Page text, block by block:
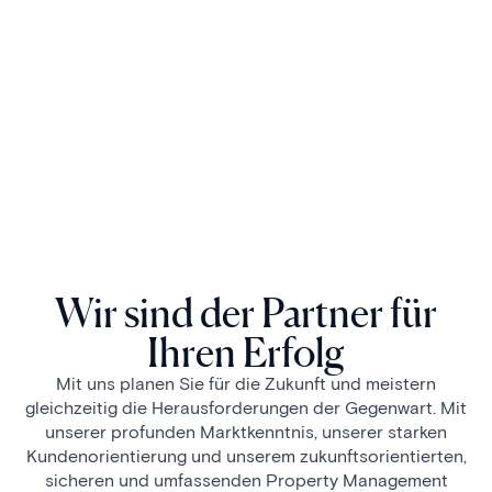
Wir sind der Partner für
Ihren Erfolg
Mit uns planen Sie für die Zukunft und meistern
gleichzeitig die Herausforderungen der Gegenwart. Mit
unserer profunden Marktkenntnis, unserer starken
Kundenorientierung und unserem zukunftsorientierten,
sicheren und umfassenden Property Management